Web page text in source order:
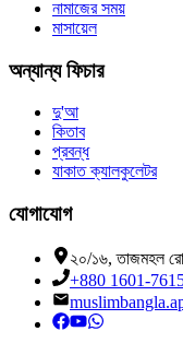
নামাজের সময়
মাসায়েল
অন্যান্য ফিচার
দু'আ
কিতাব
প্রবন্ধ
যাকাত ক্যালকুলেটর
যোগাযোগ
২০/১৬, তাজমহল
+880 1601-